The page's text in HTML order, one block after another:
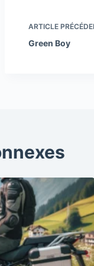
ARTICLE
Green Boy